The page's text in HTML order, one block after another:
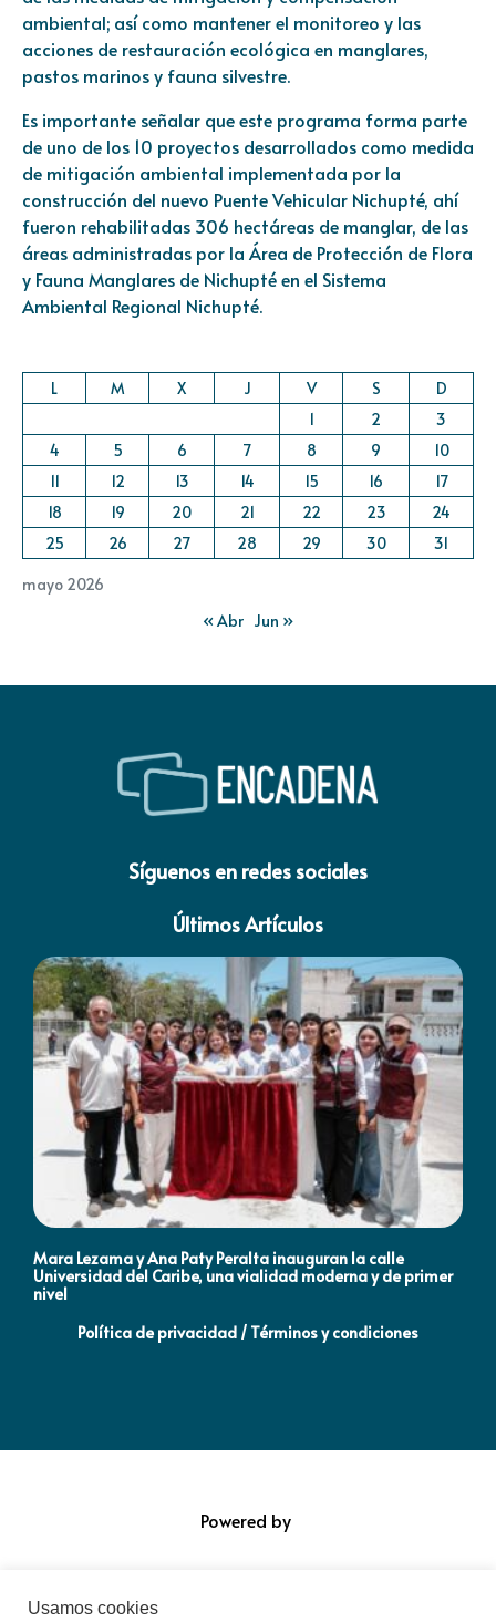
ambiental; así como mantener el monitoreo y las
acciones de restauración ecológica en manglares,
pastos marinos y fauna silvestre.
Es importante señalar que este programa forma parte
de uno de los 10 proyectos desarrollados como medida
de mitigación ambiental implementada por la
construcción del nuevo Puente Vehicular Nichupté, ahí
fueron rehabilitadas 306 hectáreas de manglar, de las
áreas administradas por la Área de Protección de Flora
y Fauna Manglares de Nichupté en el Sistema
Ambiental Regional Nichupté.
mayo 2026
L M X J V S
D
1
2
3
4
5 6 7 8 9
10
11
12 13 14 15 16
17
18
19 20 21 22 23
24
25
26 27 28 29 30 31
« Abr Jun »
Síguenos en redes sociales
Últimos Artículos
Mara Lezama y Ana Paty Peralta inauguran la calle
Universidad del Caribe, una vialidad moderna y de primer
nivel
Política de privacidad / Términos y condiciones
Powered by
Usamos cookies